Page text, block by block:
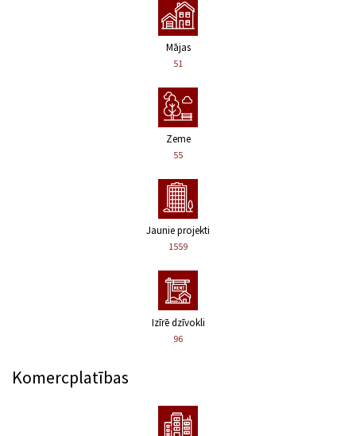
Mājas
51
Zeme
55
Jaunie projekti
1559
Izīrē dzīvokli
96
Komercplatības